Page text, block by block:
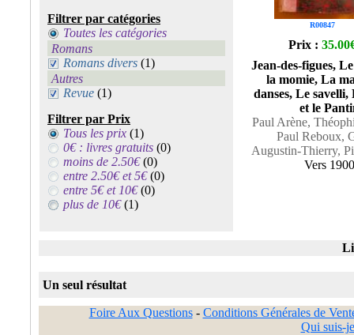
Filtrer par catégories
Toutes les catégories
Romans
Romans divers (1)
Autres
Revue (1)
Filtrer par Prix
Tous les prix (1)
0€ : livres gratuits (0)
moins de 2.50€(0)
entre 2.50€ et 5€(0)
entre 5€ et 10€(0)
plus de 10€(1)
R00847
Prix :
Jean-des-figues,
la momie, La
danses, Le savelli,
et le
Paul Arène,
Paul Reboux,
Augustin-Thierry,
Vers 1900
Un seul résultat
Foire Aux Questions- Conditions Générales de
Qui suis-